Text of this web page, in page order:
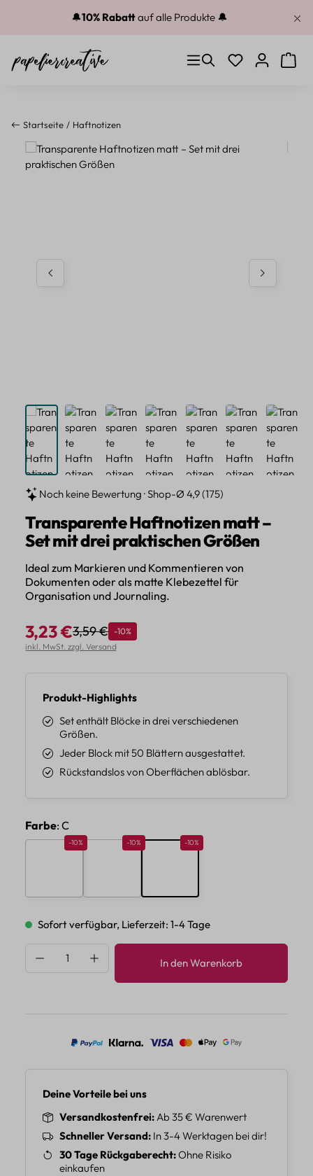
Zum Hauptinhalt springen
🔔10% Rabattauf alle Produkte 🔔
Du hast 0
Startseite Haftnotizen
Bildergalerie überspringen
Noch keine Bewertung · Shop-Ø 4,9 (175)
Transparente Haftnotizen matt –
Set mit drei praktischen Größen
Ideal zum Markieren und Kommentieren von
Dokumenten oder als matte Klebezettel für
Organisation und Journaling.
Verkaufspreis:
3,23 €Regulärer Preis:
3,59 € Rabatt
-10%
inkl. MwSt. zzgl. Versand
Produkt-Highlights
Set enthält Blöcke in drei verschiedenen
Größen.
Jeder Block mit 50 Blättern ausgestattet.
Rückstandslos von Oberflächen ablösbar.
Farbeauswählen
: C
Rabatt 10%
-10% Rabatt 10%
-10% Rabatt 10%
-10%
Sofort verfügbar, Lieferzeit: 1-4 Tage
Produkt Anzahl: Gib den gewünschten
In den Warenkorb
Deine Vorteile bei uns
Versandkostenfrei Ab 35 € Warenwert
Schneller Versand In 3-4 Werktagen bei dir!
30 Tage Rückgaberecht Ohne Risiko
einkaufen